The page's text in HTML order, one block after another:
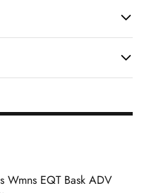
Wmns EQT Bask ADV